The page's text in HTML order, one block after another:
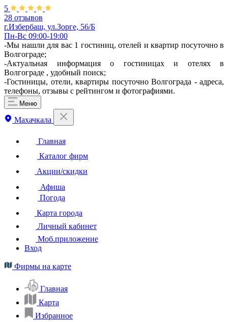
5
28 отзывов
г.Избербаш, ул.Зорге, 56/Б
Пн-Вс 09:00-19:00
-Мы нашли для вас 1 гостиниц, отелей и квартир посуточно в
Волгограде;
-Актуальная информация о гостиницах и отелях в
Волгограде , удобный поиск;
-Гостиницы, отели, квартиры посуточно Волгограда - адреса,
телефоны, отзывы с рейтингом и фотографиями.
Меню
Махачкала
Главная
Каталог фирм
Акции/скидки
Афиша
Погода
Карта города
Личный кабинет
Моб.приложение
Вход
Фирмы на карте
Главная
Карта
Избранное